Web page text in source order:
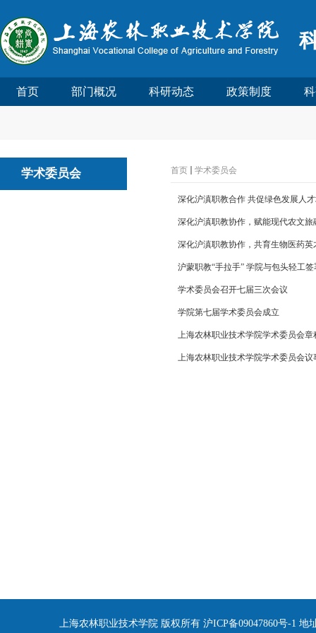
首页 部门概况 科研动态 政策制度
学术委员会 首页 学术委员会
深化沪滇职教合作 共促绿色发展人
深化沪滇职教协作，赋能现代农文
深化沪滇职教协作，共育生物医药
沪蒙职教“手拉手” 学院与包头轻工
学术委员会召开七届三次会议
学院第七届学术委员会成立
上海农林职业技术学院学术委员会章
上海农林职业技术学院学术委员会议
上海农林职业技术学院 版权所有 沪ICP备09047860号-1 地